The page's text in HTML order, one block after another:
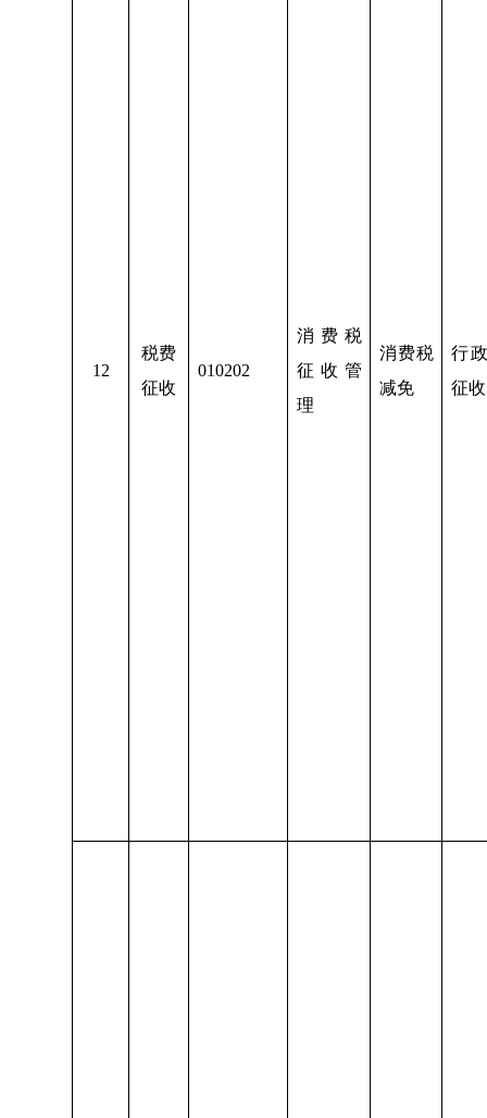
12
税费
征收
010202
消费税
征收管
理
消费税
减免
行
征收